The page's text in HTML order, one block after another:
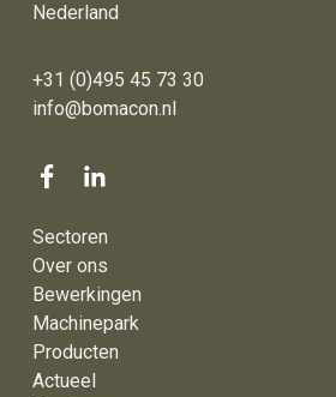
Nederland
+31 (0)495 45 73 30
info@bomacon.nl
Sectoren
Over ons
Bewerkingen
Machinepark
Producten
Actueel